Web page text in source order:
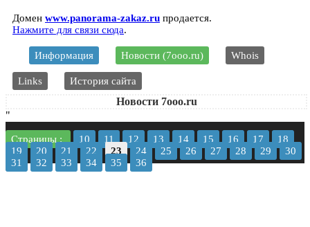
Домен www.panorama-zakaz.ru продается.
Нажмите для связи сюда.
Информация Новости (7ooo.ru) Whois
Links История сайта
Новости 7ooo.ru
"
Страницы : 10 11 12 13 14 15 16 17
18
19
20 21 22 23 24 25 26 27 28 29
30
31
32 33 34 35 36